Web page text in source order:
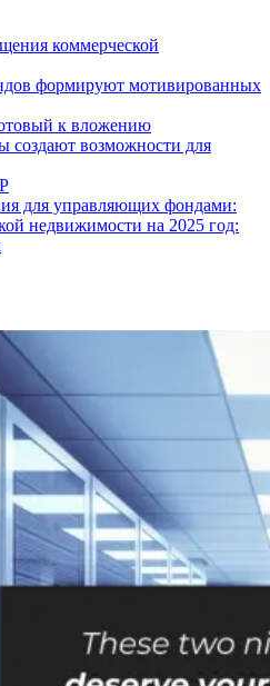
коммерческой
формируют мотивированных
к вложению
создают возможности для
для управляющих фондами:
недвижимости на 2025 год: